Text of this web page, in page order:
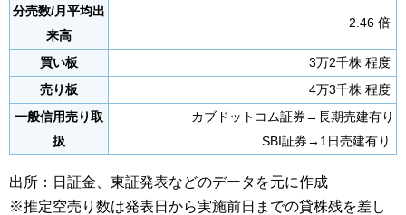
分売数/月平均出
来高
2.46 倍
買い板
3万2千株 程度
売り板
4万3千株 程度
一般信用売り取
扱
カブドットコム証券→長期売建有り
SBI証券→1日売建有り
出所：日証金、東証発表などのデータを元に作成
※推定空売り数は発表日から実施前日までの貸株残を差し